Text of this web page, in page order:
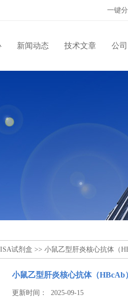
一键
新闻动态 技术文章 公
试剂盒 >> 小鼠乙型肝炎核心抗体（
小鼠乙型肝炎核心抗体（
更新时间： 2025-09-15